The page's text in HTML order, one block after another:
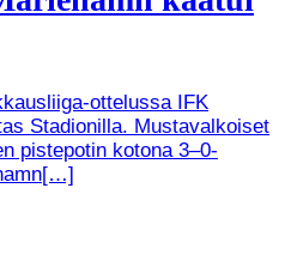
ottelussa IFK
Stadionilla. Mustavalkoiset
pistepotin kotona 3–0-